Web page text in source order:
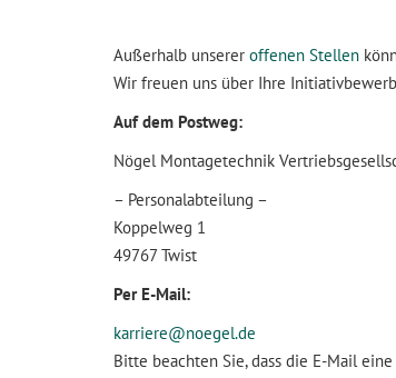
Klebebänder
Fensterbau
Bauhandwerk
Sponsoring
Außerhalb unserer offenen Stellen
Wir freuen uns über Ihre
Auf dem Postweg:
Nögel Montagetechnik
– Personalabteilung –
Koppelweg 1
49767 Twist
Per E-Mail:
karriere@noegel.de
Bitte beachten Sie, dass die E-Mail